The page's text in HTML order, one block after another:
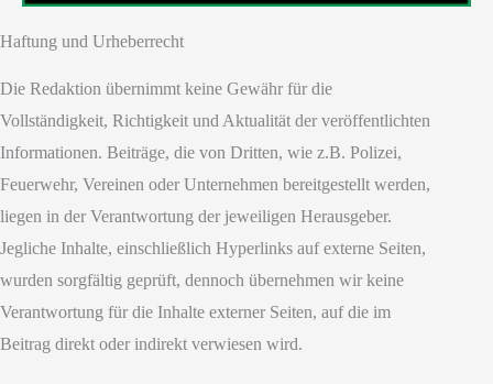
Haftung und Urheberrecht
Die Redaktion übernimmt keine Gewähr für die
Vollständigkeit, Richtigkeit und Aktualität der veröffentlichten
Informationen. Beiträge, die von Dritten, wie z.B. Polizei,
Feuerwehr, Vereinen oder Unternehmen bereitgestellt werden,
liegen in der Verantwortung der jeweiligen Herausgeber.
Jegliche Inhalte, einschließlich Hyperlinks auf externe Seiten,
wurden sorgfältig geprüft, dennoch übernehmen wir keine
Verantwortung für die Inhalte externer Seiten, auf die im
Beitrag direkt oder indirekt verwiesen wird.